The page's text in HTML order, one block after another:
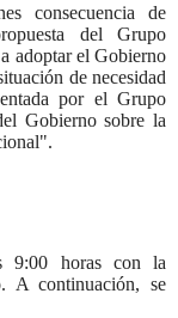
consecuencia de
del Grupo
adoptar el Gobierno
de necesidad
por el Grupo
Gobierno sobre la
9:00 horas con la
A continuación, se